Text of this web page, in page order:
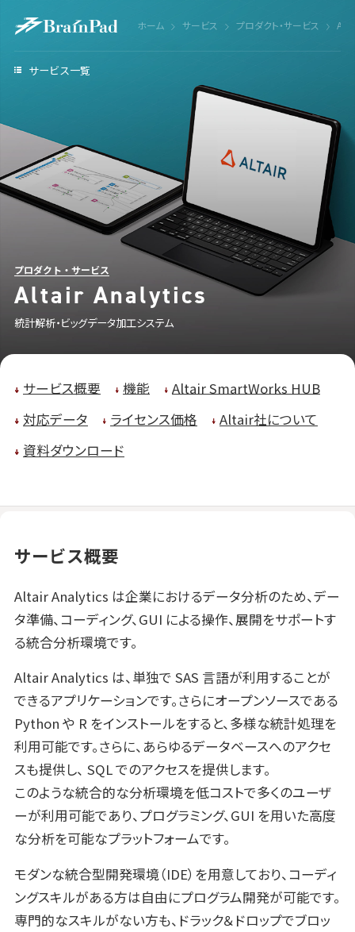
ホーム サービス プロダクト・サービス
プロダクト・サービス
Altair Analytics
統計解析・ビッグデータ加工システム
サービス概要 機能
Altair SmartWorks HUB
対応データ
ライセンス価格
Altair社について
資料ダウンロード
サービス概要
Altair Analytics は企業におけるデータ分析のため、デー
タ準備、コーディング、GUI による操作、展開をサポートす
る統合分析環境です。
Altair Analytics は、単独で SAS 言語が利用することが
できるアプリケーションです。さらにオープンソースである
Python や R をインストールをすると、多様な統計処理を
利用可能です。さらに、あらゆるデータベースへのアクセ
スも提供し、 SQL でのアクセスを提供します。
このような統合的な分析環境を低コストで多くのユーザ
ーが利用可能であり、プログラミング、GUI を用いた高度
な分析を可能なプラットフォームです。
モダンな統合型開発環境（IDE）を用意しており、コーディ
ングスキルがある方は自由にプログラム開発が可能です。
専門的なスキルがない方も、ドラック＆ドロップでブロッ
サービス一覧